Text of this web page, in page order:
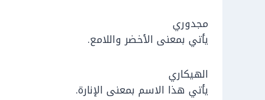
مجدوري
يأتي بمعنى الأخضر واللامع.
الهيكاري
يأتي هذا الاسم بمعنى الإنارة.